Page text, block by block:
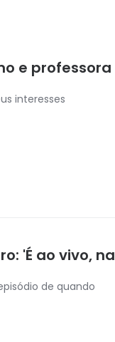
e professora
interesses
'É ao vivo, na
de quando